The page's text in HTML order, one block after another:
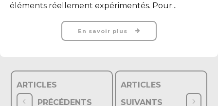
éléments réellement expérimentés. Pour...
En savoir plus
ARTICLES
PRÉCÉDENTS
ARTICLES
SUIVANTS